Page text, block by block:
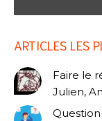
ARTICLES LES
Faire le
Julien,